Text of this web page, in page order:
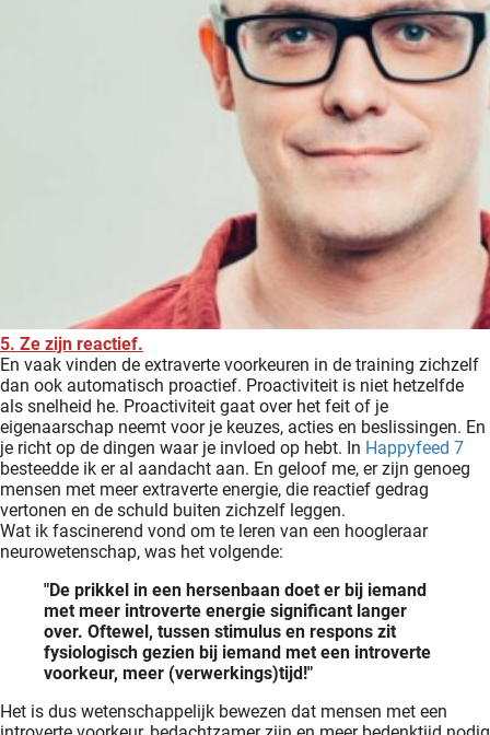
5. Ze zijn reactief.
En vaak vinden de extraverte voorkeuren in de training zichzelf
dan ook automatisch proactief. Proactiviteit is niet hetzelfde
als snelheid he. Proactiviteit gaat over het feit of je
eigenaarschap neemt voor je keuzes, acties en beslissingen. En
je richt op de dingen waar je invloed op hebt. In Happyfeed 7
besteedde ik er al aandacht aan. En geloof me, er zijn genoeg
mensen met meer extraverte energie, die reactief gedrag
vertonen en de schuld buiten zichzelf leggen.
Wat ik fascinerend vond om te leren van een hoogleraar
neurowetenschap, was het volgende:
"De prikkel in een hersenbaan doet er bij iemand
met meer introverte energie significant langer
over. Oftewel, tussen stimulus en respons zit
fysiologisch gezien bij iemand met een introverte
voorkeur, meer (verwerkings)tijd!"
Het is dus wetenschappelijk bewezen dat mensen met een